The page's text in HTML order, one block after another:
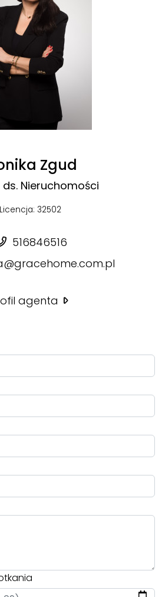
Zgud
ds. Nieruchomości
Licencja: 32502
516846516
agenta